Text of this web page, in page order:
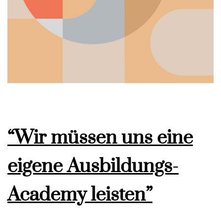
“Wir müssen uns eine
eigene Ausbildungs-
Academy leisten”